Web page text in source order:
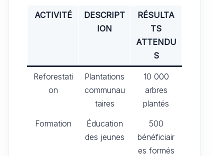
ACTIVITÉ
DESCRIPT
ION
RÉSULTA
TS
ATTENDU
S
Reforestati
on
Plantations
communau
taires
10 000
arbres
plantés
Formation
Éducation
des jeunes
500
bénéficiair
es formés